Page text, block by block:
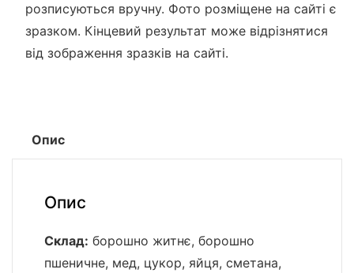
розписуються вручну. Фото розміщене на сайті є
зразком. Кінцевий результат може відрізнятися
від зображення зразків на сайті.
Опис
Опис
Склад: борошно житнє, борошно
пшеничне, мед, цукор, яйця, сметана,